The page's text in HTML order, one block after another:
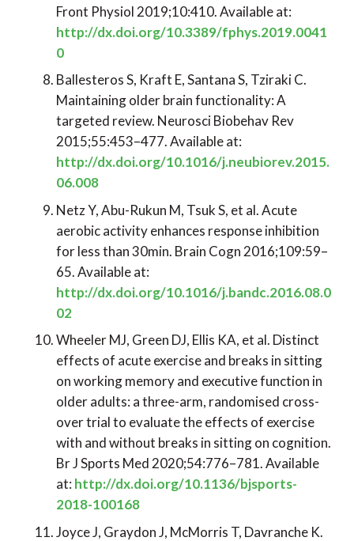
Front Physiol 2019;10:410. Available at:
http://dx.doi.org/10.3389/fphys.2019.0041
0
Ballesteros S, Kraft E, Santana S, Tziraki C.
Maintaining older brain functionality: A
targeted review. Neurosci Biobehav Rev
2015;55:453–477. Available at:
http://dx.doi.org/10.1016/j.neubiorev.2015.
06.008
Netz Y, Abu-Rukun M, Tsuk S, et al. Acute
aerobic activity enhances response inhibition
for less than 30min. Brain Cogn 2016;109:59–
65. Available at:
http://dx.doi.org/10.1016/j.bandc.2016.08.0
02
Wheeler MJ, Green DJ, Ellis KA, et al. Distinct
effects of acute exercise and breaks in sitting
on working memory and executive function in
older adults: a three-arm, randomised cross-
over trial to evaluate the effects of exercise
with and without breaks in sitting on cognition.
Br J Sports Med 2020;54:776–781. Available
at: http://dx.doi.org/10.1136/bjsports-
2018-100168
Joyce J, Graydon J, McMorris T, Davranche K.